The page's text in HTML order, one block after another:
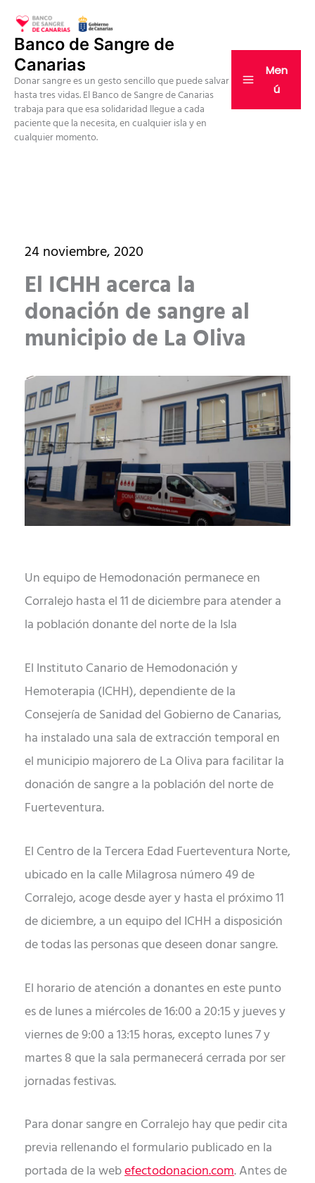
contenido
Banco de Sangre de
Canarias
Donar sangre es un gesto sencillo que puede salvar
hasta tres vidas. El Banco de Sangre de Canarias
trabaja para que esa solidaridad llegue a cada
paciente que la necesita, en cualquier isla y en
cualquier momento.
Men
ú
24 noviembre, 2020
El ICHH acerca la
donación de sangre al
municipio de La Oliva
Un equipo de Hemodonación permanece en
Corralejo hasta el 11 de diciembre para atender a
la población donante del norte de la Isla
El Instituto Canario de Hemodonación y
Hemoterapia (ICHH), dependiente de la
Consejería de Sanidad del Gobierno de Canarias,
ha instalado una sala de extracción temporal en
el municipio majorero de La Oliva para facilitar la
donación de sangre a la población del norte de
Fuerteventura.
El Centro de la Tercera Edad Fuerteventura Norte,
ubicado en la calle Milagrosa número 49 de
Corralejo, acoge desde ayer y hasta el próximo 11
de diciembre, a un equipo del ICHH a disposición
de todas las personas que deseen donar sangre.
El horario de atención a donantes en este punto
es de lunes a miércoles de 16:00 a 20:15 y jueves y
viernes de 9:00 a 13:15 horas, excepto lunes 7 y
martes 8 que la sala permanecerá cerrada por ser
jornadas festivas.
Para donar sangre en Corralejo hay que pedir cita
previa rellenando el formulario publicado en la
portada de la webefectodonacion.com. Antes de